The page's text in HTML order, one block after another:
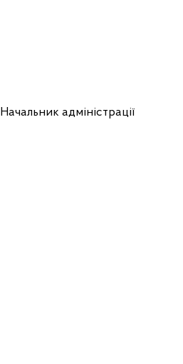
Начальник